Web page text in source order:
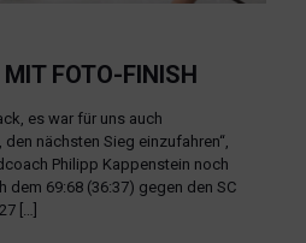
FOTO-FINISH
es war für uns auch
nächsten Sieg einzufahren“,
Philipp Kappenstein noch
dem 69:68 (36:37) gegen den SC
[…]